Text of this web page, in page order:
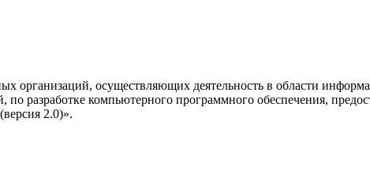
организаций, осуществляющих деятельность в области
разработке компьютерного программного обеспечения,
2.0)».